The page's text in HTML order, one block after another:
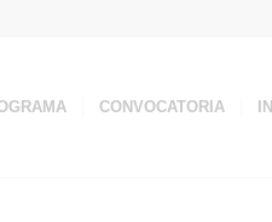
CONVOCATORIA